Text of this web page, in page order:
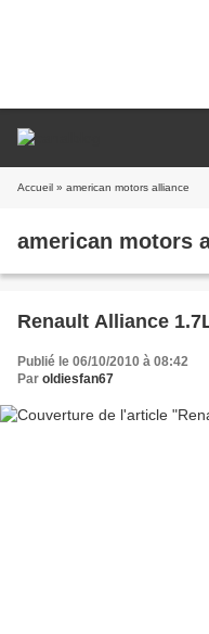
Accueil » american motors alliance
american motors
Renault Alliance
Publié le 06/10/2010 à 08:42
Par oldiesfan67